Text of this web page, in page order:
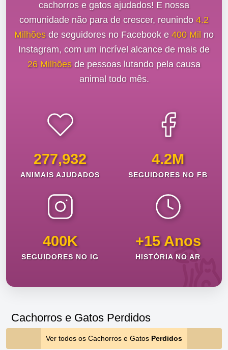
cachorros e gatos ajudados! E nossa
comunidade não para de crescer, reunindo 4.2
Milhõesde seguidores no Facebook e 400 Mil no
Instagram, com um incrível alcance de mais de
26 Milhõesde pessoas lutando pela causa
animal todo mês.
277,932
ANIMAIS AJUDADOS
4.2M
SEGUIDORES NO FB
400K
SEGUIDORES NO IG
+15 Anos
HISTÓRIA NO AR
Cachorros e Gatos Perdidos
Ver todos os Cachorros e Gatos Perdidos